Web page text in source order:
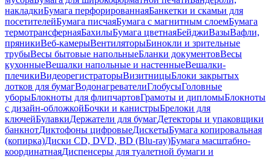
накладкиБумага перфорированнаяБанкетки и скамьи для
посетителейБумага писчаяБумага с магнитным слоемБумага
термотрансфернаяБахилыБумага цветнаяБейджиВазыВафли,
пряникиВеб-камерыВентиляторыБинокли и зрительные
трубыВесы бытовые напольныеБланки документовВесы
кухонныеВешалки напольные и настенныеВешалки-
плечикиВидеорегистраторыВизитницыБлоки закрытых
лотков для бумагВодонагревателиГлобусыГоловные
уборыБлокноты для флипчартовГрамоты и дипломыБлокноты
с дизайн-обложкойБочки и канистрыБрелоки для
ключейБулавкиДержатели для бумагДетекторы и упаковщики
банкнотДиктофоны цифровыеДискетыБумага копировальная
(копирка)Диски CD, DVD, BD (Blu-ray)Бумага масштабно-
координатнаяДиспенсеры для туалетной бумаги и